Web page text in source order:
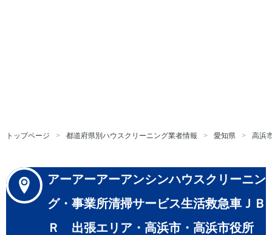
トップページ 都道府県別ハウスクリーニング業者情報 愛知県 高浜
アーアーアーアンシンハウスクリーニン
グ・事業所清掃サービス生活救急車ＪＢ
Ｒ 出張エリア・高浜市・高浜市役所